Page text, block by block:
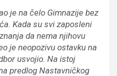
je na čelo Gimnazije bez
Kada su svi zaposleni
da nema njihovu
je neopozivu ostavku na
usvojio. Na istoj
predlog Nastavničkog